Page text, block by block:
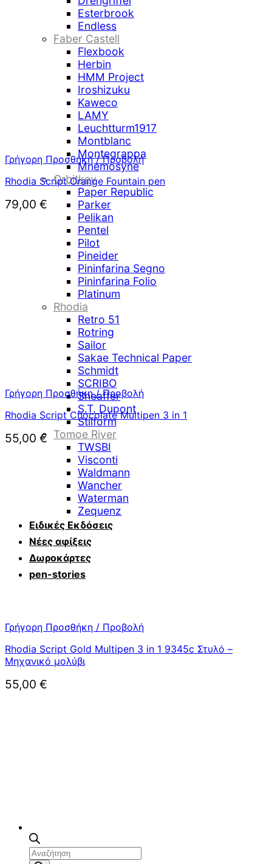
Esterbrook
Endless
Faber Castell
Flexbook
Herbin
HMM Project
Iroshizuku
Kaweco
LAMY
Leuchtturm1917
Montblanc
Montegrappa
Mnemosyne
Orbitkey
Paper Republic
Parker
Pelikan
Pentel
Pilot
Pineider
Pininfarina Segno
Pininfarina Folio
Platinum
Rhodia
Retro 51
Rotring
Sailor
Sakae Technical Paper
Schmidt
SCRIBO
Sheaffer
S.T. Dupont
Stilform
Tomoe River
TWSBI
Visconti
Waldmann
Wancher
Waterman
Zequenz
Ειδικές Εκδόσεις
Νέες αφίξεις
Δωροκάρτες
pen-stories
Αναζήτηση
Γρήγορη Προσθήκη / Προβολή
Rhodia Script Orange Fountain pen
79,00 €
Γρήγορη Προσθήκη / Προβολή
Rhodia Script Chocolate Multipen 3 in 1
55,00 €
Γρήγορη Προσθήκη / Προβολή
Rhodia Script Gold Multipen 3 in 1 9345c Στυλό –
Μηχανικό μολύβι
55,00 €